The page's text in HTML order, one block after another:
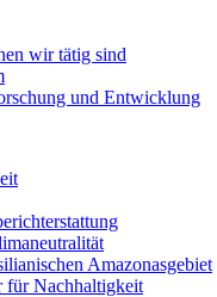
wir tätig sind
und Entwicklung
Amazonasgebiet
für Nachhaltigkeit